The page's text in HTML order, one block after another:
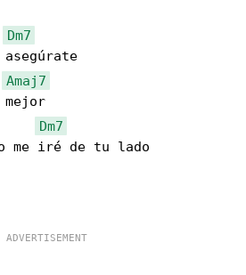
Dm7
Amaj7
Dm7
me iré de tu lado